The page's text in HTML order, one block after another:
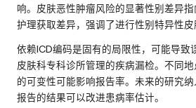
响。皮肤恶性肿瘤风险的显著性别差异
护理获取差异，强调了进行性别特异性皮
依赖ICD编码是固有的局限性，可能导致
皮肤科专科诊所管理的疾病漏检。不同
的可变性可能影响报告率。未来的研究
报告的结果可以改进患病率估计。